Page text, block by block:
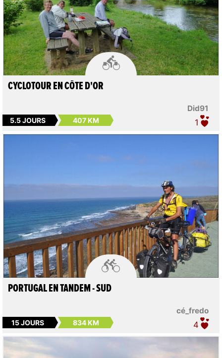

Did91
CYCLOTOUR EN CÔTE D'OR
5.5 JOURS 407 KM 1

cé_fredo
PORTUGAL EN TANDEM - SUD
15 JOURS 834 KM 4